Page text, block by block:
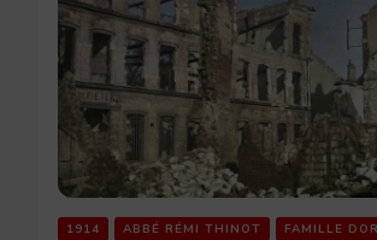
1914 ABBÉ RÉMI THINOT
FAMILLE